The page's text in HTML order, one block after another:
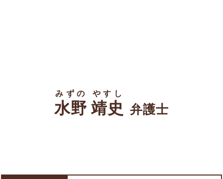
水野 靖史
みずの やすし
弁護士